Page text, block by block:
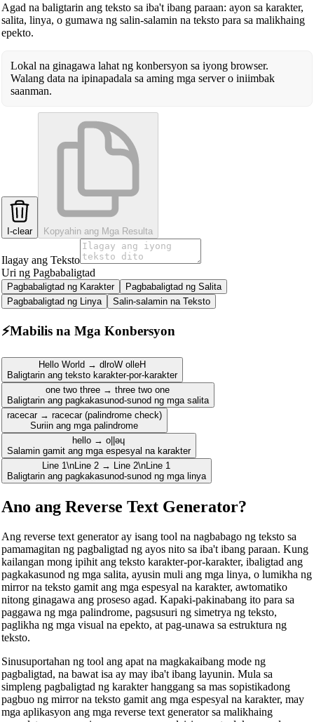
Agad na baligtarin ang teksto sa iba't ibang paraan: ayon sa karakter,
salita, linya, o gumawa ng salin-salamin na teksto para sa malikhaing
epekto.
Lokal na ginagawa lahat ng konbersyon sa iyong browser.
Walang data na ipinapadala sa aming mga server o iniimbak
saanman.
I-clear Kopyahin ang Mga Resulta
Ilagay ang Teksto
Uri ng Pagbabaligtad
Pagbabaligtad ng Karakter
Pagbabaligtad ng Salita
Pagbabaligtad ng Linya
Salin-salamin na Teksto
⚡Mabilis na Mga Konbersyon
Hello World → dlroW olleH
Baligtarin ang teksto karakter-por-karakter
one two three → three two one
Baligtarin ang pagkakasunod-sunod ng mga salita
racecar → racecar (palindrome check)
Suriin ang mga palindrome
hello → o||ǝɥ
Salamin gamit ang mga espesyal na karakter
Line 1\nLine 2 → Line 2\nLine 1
Baligtarin ang pagkakasunod-sunod ng mga linya
Ano ang Reverse Text Generator?
Ang reverse text generator ay isang tool na nagbabago ng teksto sa
pamamagitan ng pagbaligtad ng ayos nito sa iba't ibang paraan. Kung
kailangan mong ipihit ang teksto karakter-por-karakter, ibaligtad ang
pagkakasunod ng mga salita, ayusin muli ang mga linya, o lumikha ng
mirror na teksto gamit ang mga espesyal na karakter, awtomatiko
nitong ginagawa ang proseso agad. Kapaki-pakinabang ito para sa
paggawa ng mga palindrome, pagsusuri ng simetrya ng teksto,
paglikha ng mga visual na epekto, at pag-unawa sa estruktura ng
teksto.
Sinusuportahan ng tool ang apat na magkakaibang mode ng
pagbaligtad, na bawat isa ay may iba't ibang layunin. Mula sa
simpleng pagbaligtad ng karakter hanggang sa mas sopistikadong
pagbuo ng mirror na teksto gamit ang mga espesyal na karakter, may
mga aplikasyon ang mga reverse text generator sa malikhaing